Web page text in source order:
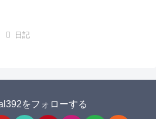
日記
をフォローする